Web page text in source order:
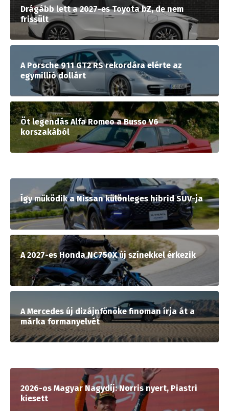
Drágább lett a 2027-es Toyota bZ, de nem
frissült
A Porsche 911 GT2 RS rekordára elérte az
egymillió dollárt
Öt legendás Alfa Romeo a Busso V6
korszakából
Így működik a Nissan különleges hibrid SUV-ja
A 2027-es Honda NC750X új színekkel érkezik
A Mercedes új dizájnfőnöke finoman írja át a
márka formanyelvét
2026-os Magyar Nagydíj: Norris nyert, Piastri
kiesett